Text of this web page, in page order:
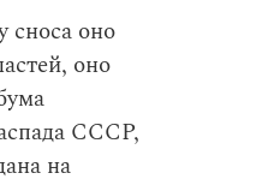
сноса оно
оно
СССР,
на